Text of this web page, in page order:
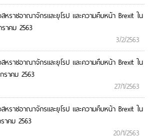
หราชอาณาจักรและยุโรป และความคืบหน้า Brexit ใน
าคม 2563
3/2/2563
หราชอาณาจักรและยุโรป และความคืบหน้า Brexit ใน
ราคม 2563
27/1/2563
หราชอาณาจักรและยุโรป และความคืบหน้า Brexit ใน
าคม 2563
20/1/2563